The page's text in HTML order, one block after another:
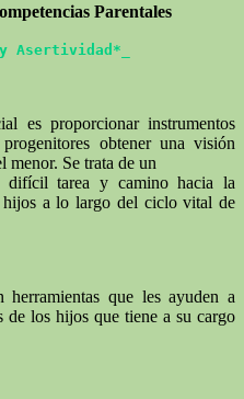
Parentales
Asertividad*_
es proporcionar instrumentos
obtener una visión
menor. Se trata de un
difícil tarea y camino hacia la
hijos a lo largo del ciclo vital de
herramientas que les ayuden a
de los hijos que tiene a su cargo